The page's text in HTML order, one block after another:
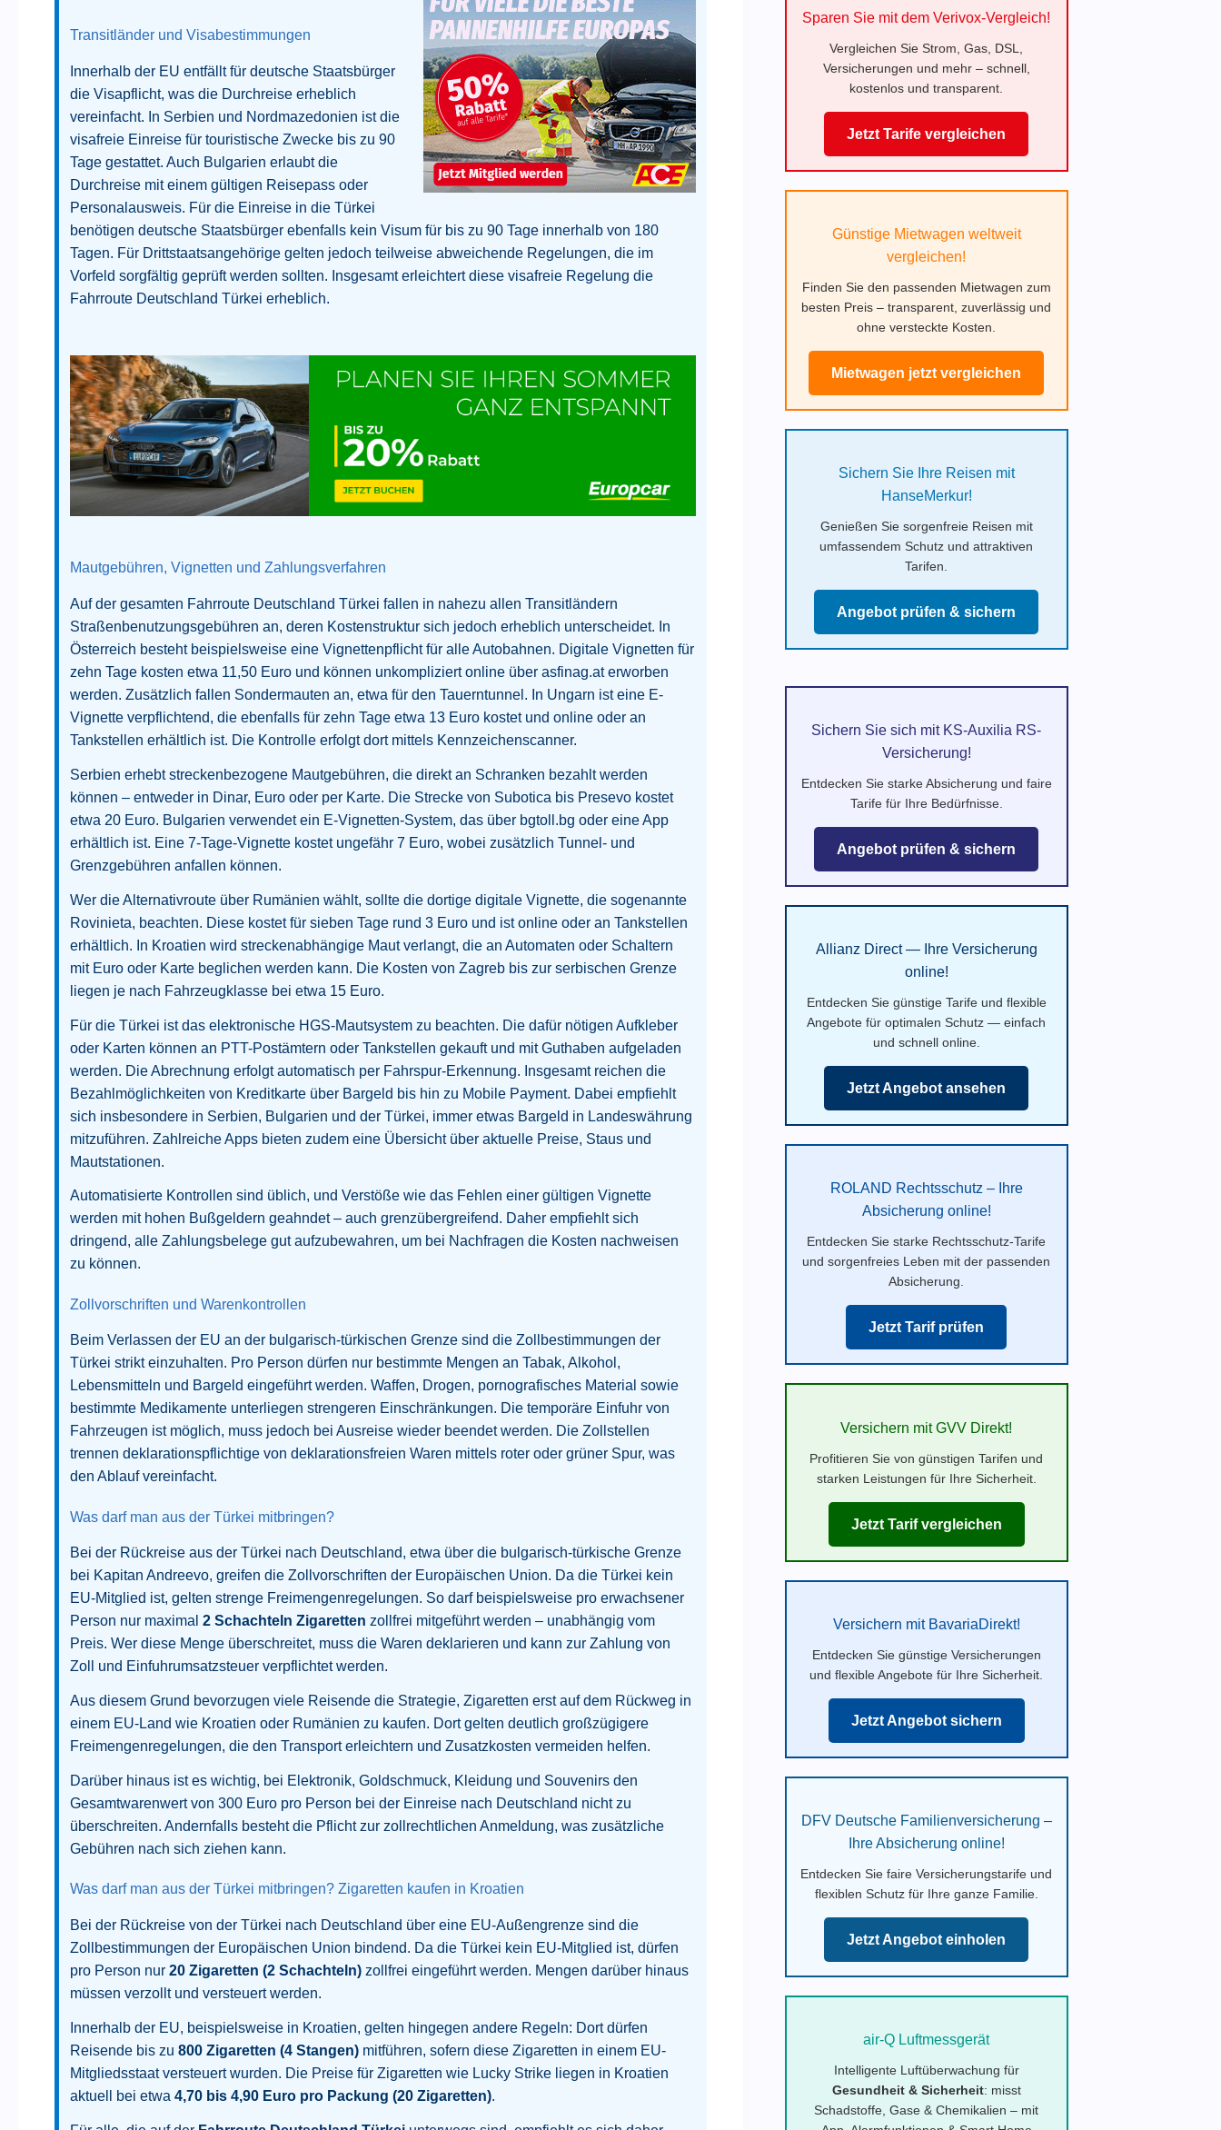
Transitländer und Visabestimmungen
Innerhalb der EU entfällt für deutsche Staatsbürger
die Visapflicht, was die Durchreise erheblich
vereinfacht. In Serbien und Nordmazedonien ist die
visafreie Einreise für touristische Zwecke bis zu 90
Tage gestattet. Auch Bulgarien erlaubt die
Durchreise mit einem gültigen Reisepass oder
Personalausweis. Für die Einreise in die Türkei
benötigen deutsche Staatsbürger ebenfalls kein Visum für bis zu 90 Tage innerhalb von 180
Tagen. Für Drittstaatsangehörige gelten jedoch teilweise abweichende Regelungen, die im
Vorfeld sorgfältig geprüft werden sollten. Insgesamt erleichtert diese visafreie Regelung die
Fahrroute Deutschland Türkei erheblich.
Mautgebühren, Vignetten und Zahlungsverfahren
Auf der gesamten Fahrroute Deutschland Türkei fallen in nahezu allen Transitländern
Straßenbenutzungsgebühren an, deren Kostenstruktur sich jedoch erheblich unterscheidet. In
Österreich besteht beispielsweise eine Vignettenpflicht für alle Autobahnen. Digitale Vignetten für
zehn Tage kosten etwa 11,50 Euro und können unkompliziert online über asfinag.at erworben
werden. Zusätzlich fallen Sondermauten an, etwa für den Tauerntunnel. In Ungarn ist eine E-
Vignette verpflichtend, die ebenfalls für zehn Tage etwa 13 Euro kostet und online oder an
Tankstellen erhältlich ist. Die Kontrolle erfolgt dort mittels Kennzeichenscanner.
Serbien erhebt streckenbezogene Mautgebühren, die direkt an Schranken bezahlt werden
können – entweder in Dinar, Euro oder per Karte. Die Strecke von Subotica bis Presevo kostet
etwa 20 Euro. Bulgarien verwendet ein E-Vignetten-System, das über bgtoll.bg oder eine App
erhältlich ist. Eine 7-Tage-Vignette kostet ungefähr 7 Euro, wobei zusätzlich Tunnel- und
Grenzgebühren anfallen können.
Wer die Alternativroute über Rumänien wählt, sollte die dortige digitale Vignette, die sogenannte
Rovinieta, beachten. Diese kostet für sieben Tage rund 3 Euro und ist online oder an Tankstellen
erhältlich. In Kroatien wird streckenabhängige Maut verlangt, die an Automaten oder Schaltern
mit Euro oder Karte beglichen werden kann. Die Kosten von Zagreb bis zur serbischen Grenze
liegen je nach Fahrzeugklasse bei etwa 15 Euro.
Für die Türkei ist das elektronische HGS-Mautsystem zu beachten. Die dafür nötigen Aufkleber
oder Karten können an PTT-Postämtern oder Tankstellen gekauft und mit Guthaben aufgeladen
werden. Die Abrechnung erfolgt automatisch per Fahrspur-Erkennung. Insgesamt reichen die
Bezahlmöglichkeiten von Kreditkarte über Bargeld bis hin zu Mobile Payment. Dabei empfiehlt
sich insbesondere in Serbien, Bulgarien und der Türkei, immer etwas Bargeld in Landeswährung
mitzuführen. Zahlreiche Apps bieten zudem eine Übersicht über aktuelle Preise, Staus und
Mautstationen.
Automatisierte Kontrollen sind üblich, und Verstöße wie das Fehlen einer gültigen Vignette
werden mit hohen Bußgeldern geahndet – auch grenzübergreifend. Daher empfiehlt sich
dringend, alle Zahlungsbelege gut aufzubewahren, um bei Nachfragen die Kosten nachweisen
zu können.
Zollvorschriften und Warenkontrollen
Beim Verlassen der EU an der bulgarisch-türkischen Grenze sind die Zollbestimmungen der
Türkei strikt einzuhalten. Pro Person dürfen nur bestimmte Mengen an Tabak, Alkohol,
Lebensmitteln und Bargeld eingeführt werden. Waffen, Drogen, pornografisches Material sowie
bestimmte Medikamente unterliegen strengeren Einschränkungen. Die temporäre Einfuhr von
Fahrzeugen ist möglich, muss jedoch bei Ausreise wieder beendet werden. Die Zollstellen
trennen deklarationspflichtige von deklarationsfreien Waren mittels roter oder grüner Spur, was
den Ablauf vereinfacht.
Was darf man aus der Türkei mitbringen?
Bei der Rückreise aus der Türkei nach Deutschland, etwa über die bulgarisch-türkische Grenze
bei Kapitan Andreevo, greifen die Zollvorschriften der Europäischen Union. Da die Türkei kein
EU-Mitglied ist, gelten strenge Freimengenregelungen. So darf beispielsweise pro erwachsener
Person nur maximal 2 Schachteln Zigaretten zollfrei mitgeführt werden – unabhängig vom
Preis. Wer diese Menge überschreitet, muss die Waren deklarieren und kann zur Zahlung von
Zoll und Einfuhrumsatzsteuer verpflichtet werden.
Aus diesem Grund bevorzugen viele Reisende die Strategie, Zigaretten erst auf dem Rückweg in
einem EU-Land wie Kroatien oder Rumänien zu kaufen. Dort gelten deutlich großzügigere
Freimengenregelungen, die den Transport erleichtern und Zusatzkosten vermeiden helfen.
Darüber hinaus ist es wichtig, bei Elektronik, Goldschmuck, Kleidung und Souvenirs den
Gesamtwarenwert von 300 Euro pro Person bei der Einreise nach Deutschland nicht zu
überschreiten. Andernfalls besteht die Pflicht zur zollrechtlichen Anmeldung, was zusätzliche
Gebühren nach sich ziehen kann.
Was darf man aus der Türkei mitbringen? Zigaretten kaufen in Kroatien
Bei der Rückreise von der Türkei nach Deutschland über eine EU-Außengrenze sind die
Zollbestimmungen der Europäischen Union bindend. Da die Türkei kein EU-Mitglied ist, dürfen
pro Person nur 20 Zigaretten (2 Schachteln) zollfrei eingeführt werden. Mengen darüber hinaus
müssen verzollt und versteuert werden.
Innerhalb der EU, beispielsweise in Kroatien, gelten hingegen andere Regeln: Dort dürfen
Reisende bis zu 800 Zigaretten (4 Stangen) mitführen, sofern diese Zigaretten in einem EU-
Mitgliedsstaat versteuert wurden. Die Preise für Zigaretten wie Lucky Strike liegen in Kroatien
aktuell bei etwa 4,70 bis 4,90 Euro pro Packung (20 Zigaretten).
Sparen Sie mit dem Verivox-Vergleich!
Vergleichen Sie Strom, Gas, DSL,
Versicherungen und mehr – schnell,
kostenlos und transparent.
Jetzt Tarife vergleichen
Günstige Mietwagen weltweit
vergleichen!
Finden Sie den passenden Mietwagen zum
besten Preis – transparent, zuverlässig und
ohne versteckte Kosten.
Mietwagen jetzt vergleichen
Sichern Sie Ihre Reisen mit
HanseMerkur!
Genießen Sie sorgenfreie Reisen mit
umfassendem Schutz und attraktiven
Tarifen.
Angebot prüfen & sichern
Sichern Sie sich mit KS-Auxilia RS-
Versicherung!
Entdecken Sie starke Absicherung und faire
Tarife für Ihre Bedürfnisse.
Angebot prüfen & sichern
Allianz Direct — Ihre Versicherung
online!
Entdecken Sie günstige Tarife und flexible
Angebote für optimalen Schutz — einfach
und schnell online.
Jetzt Angebot ansehen
ROLAND Rechtsschutz – Ihre
Absicherung online!
Entdecken Sie starke Rechtsschutz-Tarife
und sorgenfreies Leben mit der passenden
Absicherung.
Jetzt Tarif prüfen
Versichern mit GVV Direkt!
Profitieren Sie von günstigen Tarifen und
starken Leistungen für Ihre Sicherheit.
Jetzt Tarif vergleichen
Versichern mit BavariaDirekt!
Entdecken Sie günstige Versicherungen
und flexible Angebote für Ihre Sicherheit.
Jetzt Angebot sichern
DFV Deutsche Familienversicherung –
Ihre Absicherung online!
Entdecken Sie faire Versicherungstarife und
flexiblen Schutz für Ihre ganze Familie.
Jetzt Angebot einholen
air-Q Luftmessgerät
Intelligente Luftüberwachung für
Gesundheit & Sicherheit: misst
Schadstoffe, Gase & Chemikalien – mit